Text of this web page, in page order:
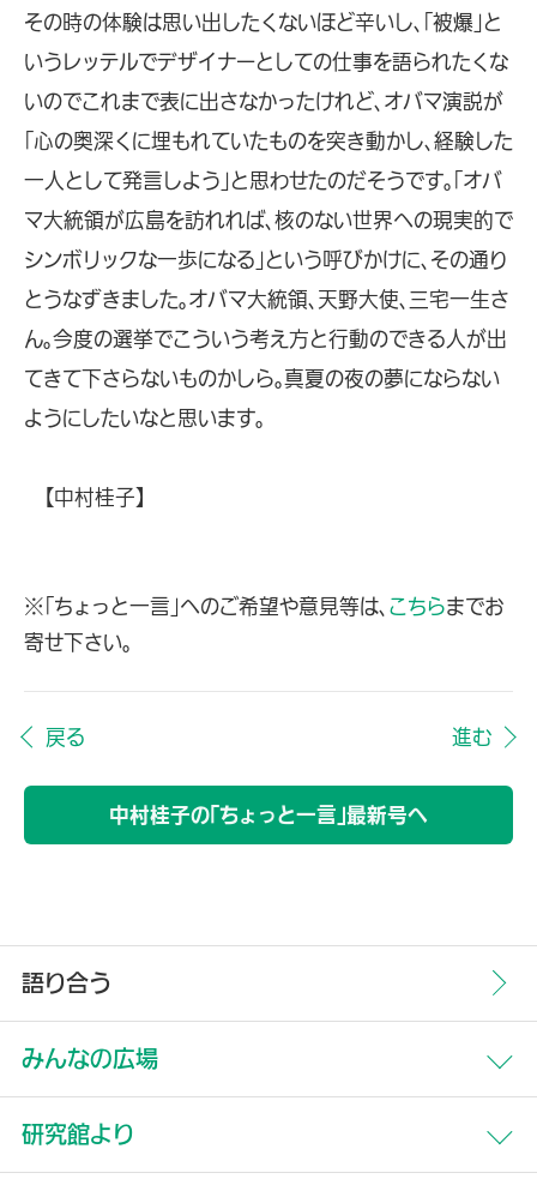
その時の体験は思い出したくないほど辛いし、「被爆」と
いうレッテルでデザイナーとしての仕事を語られたくな
いのでこれまで表に出さなかったけれど、オバマ演説が
「心の奥深くに埋もれていたものを突き動かし、経験した
一人として発言しよう」と思わせたのだそうです。「オバ
マ大統領が広島を訪れれば、核のない世界への現実的で
シンボリックな一歩になる」という呼びかけに、その通り
とうなずきました。オバマ大統領、天野大使、三宅一生さ
ん。今度の選挙でこういう考え方と行動のできる人が出
てきて下さらないものかしら。真夏の夜の夢にならない
ようにしたいなと思います。
【中村桂子】
※「ちょっと一言」へのご希望や意見等は、こちらまでお
寄せ下さい。
戻る 進む
中村桂子の「ちょっと一言」最新号へ
語り合う
みんなの広場
生命誌について
研究館より